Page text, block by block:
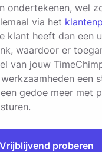
ondertekenen, wel
via het
klant heeft dan een
waardoor er
van jouw
een
gedoe meer met
Vrijblijvend proberen